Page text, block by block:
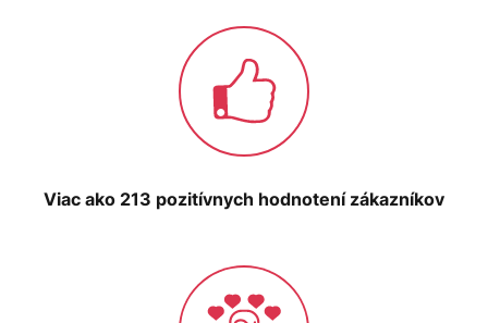
Viac ako 213 pozitívnych hodnotení zákazníkov